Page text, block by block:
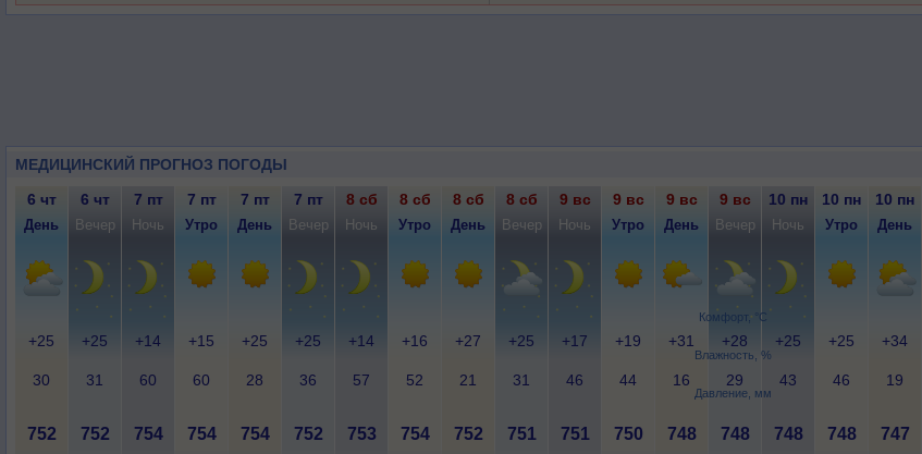
МЕДИЦИНСКИЙ ПРОГНОЗ ПОГОДЫ
Комфорт, °C
Влажность, %
Давление, мм
6 чт 6 чт 7 пт 7 пт 7 пт 7 пт 8 сб 8 сб 8 сб 8 сб 9 вс 9 вс 9 вс 9 вс 10 пн 10 пн 10 пн
День Вечер Ночь Утро День Вечер Ночь Утро День Вечер Ночь Утро День Вечер Ночь Утро День
+25 +25 +14 +15 +25 +25 +14 +16 +27 +25 +17 +19 +31 +28 +25 +25 +34
30 31 60 60 28 36 57 52 21 31 46 44 16 29 43 46 19
752 752 754 754 754 752 753 754 752 751 751 750 748 748 748 748 747